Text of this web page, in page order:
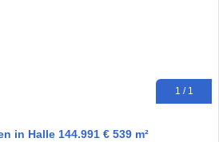
1 / 1
in Halle 144.991 € 539 m²